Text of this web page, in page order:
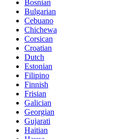
Bosnian
Bulgarian
Cebuano
Chichewa
Corsican
Croatian
Dutch
Estonian
Filipino
Finnish
Frisian
Galician
Georgian
Gujarati
Haitian